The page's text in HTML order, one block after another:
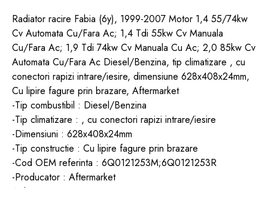
Radiator racire Fabia (6y), 1999-2007 Motor 1,4 55/74kw
Cv Automata Cu/Fara Ac; 1,4 Tdi 55kw Cv Manuala
Cu/Fara Ac; 1,9 Tdi 74kw Cv Manuala Cu Ac; 2,0 85kw Cv
Automata Cu/Fara Ac Diesel/Benzina, tip climatizare , cu
conectori rapizi intrare/iesire, dimensiune 628x408x24mm,
Cu lipire fagure prin brazare, Aftermarket
-Tip combustibil : Diesel/Benzina
-Tip climatizare : , cu conectori rapizi intrare/iesire
-Dimensiuni : 628x408x24mm
-Tip constructie : Cu lipire fagure prin brazare
-Cod OEM referinta : 6Q0121253M;6Q0121253R
-Producator : Aftermarket
Aplicatii :